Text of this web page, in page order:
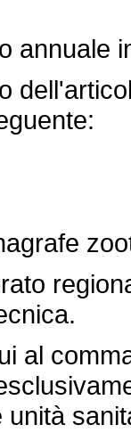
annuale
al